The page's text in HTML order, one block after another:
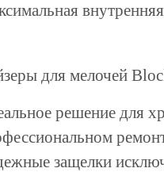
для мелочей
решение для
защелки